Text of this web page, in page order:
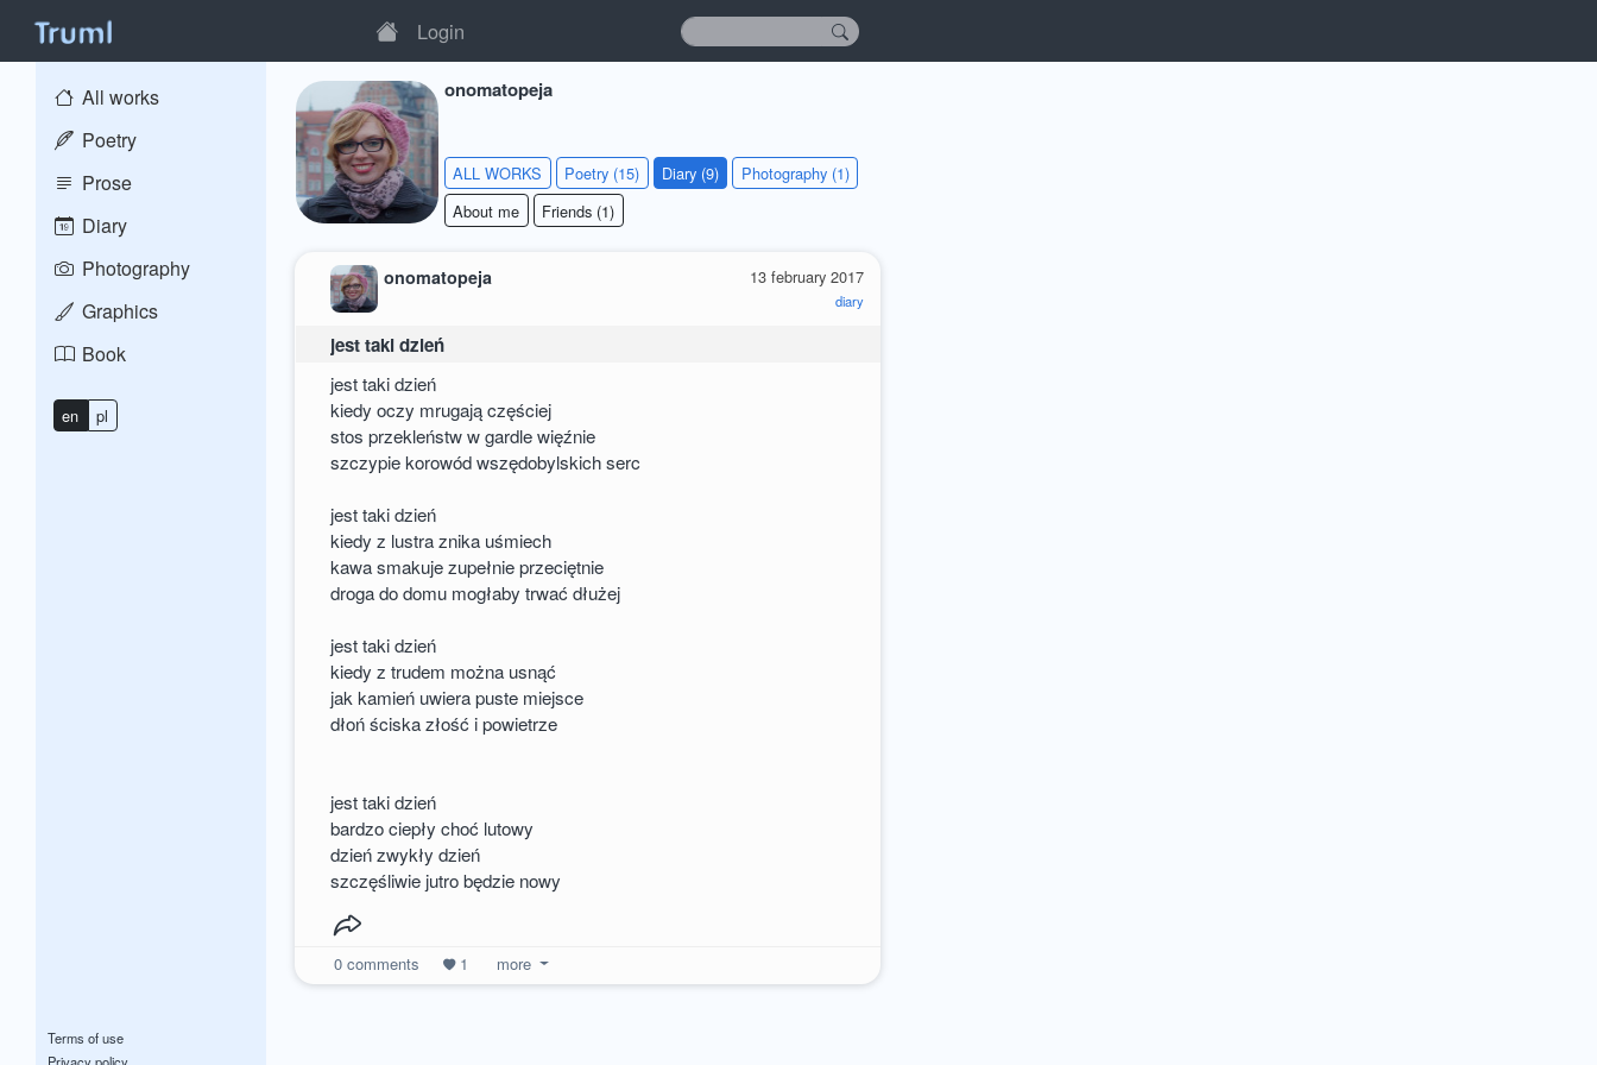
Login
All works
Poetry
Prose
Diary
Photography
Graphics
Book
en pl
Terms of use
onomatopeja
ALL WORKS Poetry (15) Diary (9)
Photography (1)
About me
Friends (1)
13 february 2017
diary
onomatopeja
jest taki dzień
jest taki dzień
kiedy oczy mrugają częściej
stos przekleństw w gardle więźnie
szczypie korowód wszędobylskich serc
jest taki dzień
kiedy z lustra znika uśmiech
kawa smakuje zupełnie przeciętnie
droga do domu mogłaby trwać dłużej
jest taki dzień
kiedy z trudem można usnąć
jak kamień uwiera puste miejsce
dłoń ściska złość i powietrze
jest taki dzień
bardzo ciepły choć lutowy
dzień zwykły dzień
szczęśliwie jutro będzie nowy
0comments 1 more